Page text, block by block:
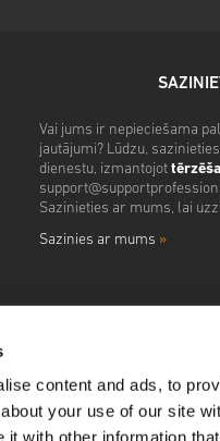
content and ads, to
your use of our site
with other information
Vai jums ir nepieciešama
jautājumi? Lūdzu,
dienestu, izmantojot
Sazinieties ar mums, lai
Sazinies ar mums »